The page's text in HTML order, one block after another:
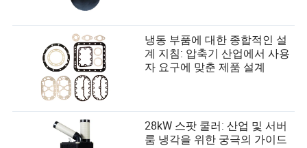
냉동 부품에 대한 종합적인 설
계 지침: 압축기 산업에서 사용
자 요구에 맞춘 제품 설계
28kW 스팟 쿨러: 산업 및 서버
룸 냉각을 위한 궁극의 가이드